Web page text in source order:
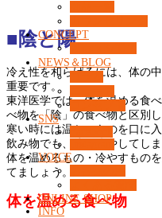
CONCEPT
NEWS＆BLOG
SNS
VOICE
ONLINE SHOP
INFO
■陰と陽
冷え性を和らげるには、体の
重要です。
東洋医学では、体を温める食
べ物を「陰」の食べ物と区別し
寒い時には温かいものを口に
飲み物でも、体を冷やしてし
体を温めるもの・冷やすもの
てましょう。
体を温める食べ物